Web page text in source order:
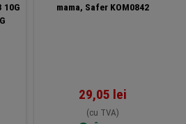
10G
mama, Safer KOM0842
29,05 lei
(cu TVA)